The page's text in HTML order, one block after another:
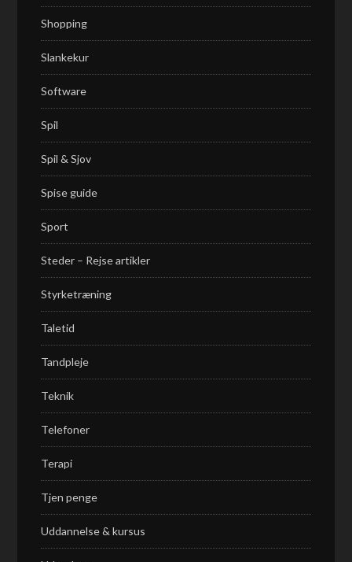
Shopping
Slankekur
Software
Spil
Spil & Sjov
Spise guide
Sport
Steder – Rejse artikler
Styrketræning
Taletid
Tandpleje
Teknik
Telefoner
Terapi
Tjen penge
Uddannelse & kursus